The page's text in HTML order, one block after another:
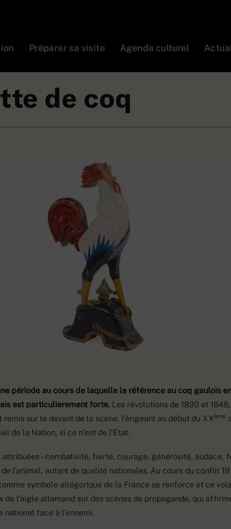
Préparer sa visite Agenda culturel
de coq
période au cours de laquelle la référence au coq gaulois
est particulièrement forte. Les révolutions de 1830 et
remis sur le devant de la scène, l’érigeant au début du XXème
de la Nation, si ce n’est de l’Etat.
– combativité, fierté, courage, générosité, audace,
l’animal, autant de qualité nationales. Au cours du conflit
symbole allégorique de la France se renforce et ce
de l’aigle allemand sur des scènes de propagande, qui
national face à l’ennemi.